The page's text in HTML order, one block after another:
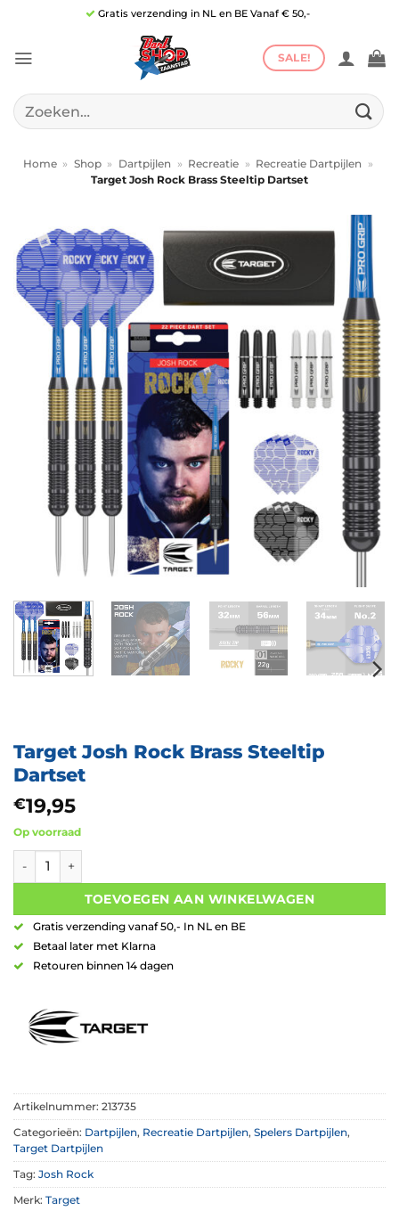
inhoud
Gratis verzending in NL en BE Vanaf € 50,-
SALE!
Zoeken
naar:
Home » Shop » Dartpijlen » Recreatie » Recreatie Dartpijlen
»
Target Josh Rock Brass Steeltip Dartset
Target Josh Rock Brass Steeltip
Dartset
€19,95
Op voorraad
Target Josh Rock Brass Steeltip Dartset aantal
TOEVOEGEN AAN WINKELWAGEN
Gratis verzending vanaf 50,- In NL en BE
Betaal later met Klarna
Retouren binnen 14 dagen
Artikelnummer: 213735
Categorieën: Dartpijlen, Recreatie Dartpijlen, Spelers Dartpijlen,
Target Dartpijlen
Tag: Josh Rock
Merk: Target